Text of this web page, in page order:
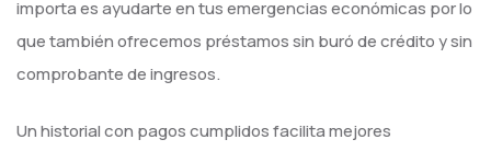
importa es ayudarte en tus emergencias económicas por lo
que también ofrecemos préstamos sin buró de crédito y sin
comprobante de ingresos.
Un historial con pagos cumplidos facilita mejores